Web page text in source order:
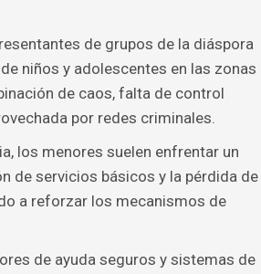
de grupos de la diáspora
niños y adolescentes en las zonas
de caos, falta de control
por redes criminales.
los menores suelen enfrentar un
de servicios básicos y la pérdida de
a reforzar los mecanismos de
de ayuda seguros y sistemas de